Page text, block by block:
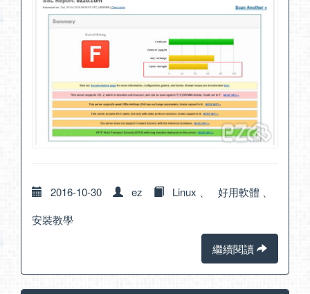
2016-10-30 ez Linux 、 好用軟體 、
安裝教學
繼續閱讀